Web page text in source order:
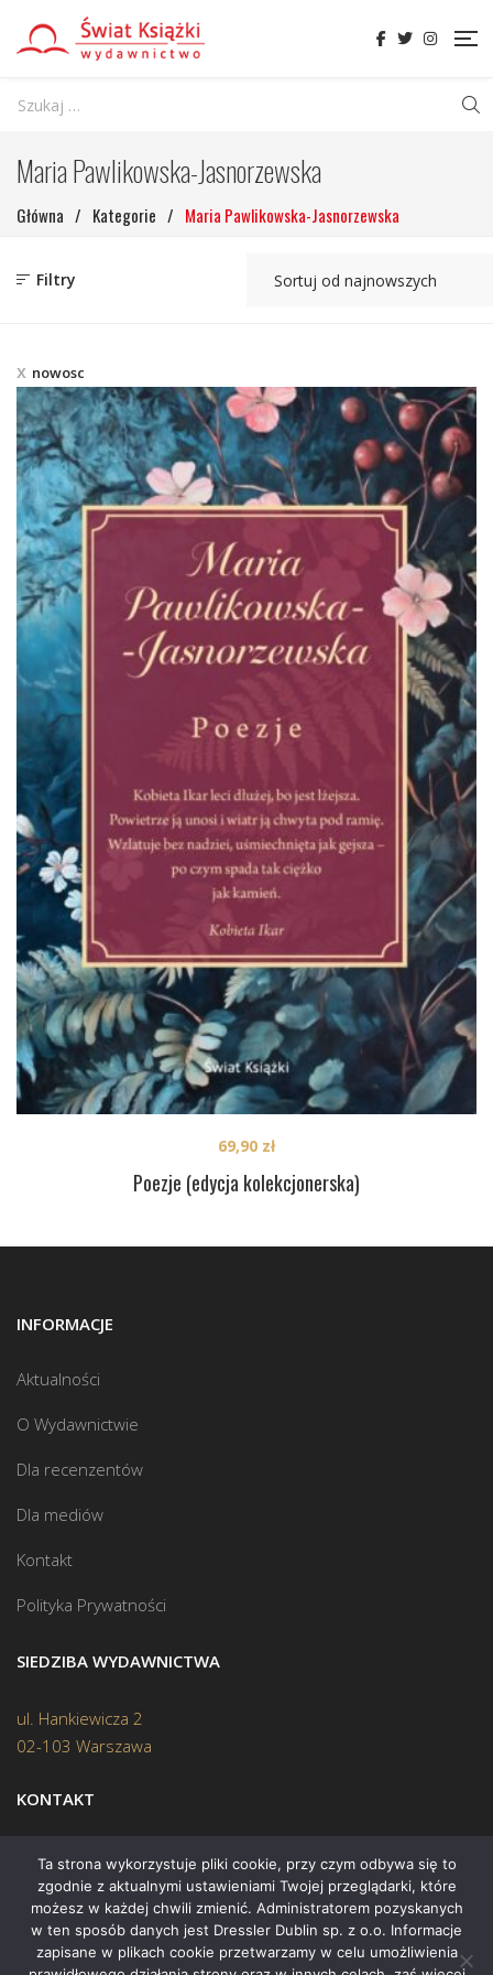
Maria Pawlikowska-Jasnorzewska
Główna / Kategorie / Maria Pawlikowska-Jasnorzewska
Filtry
nowosc
Poezje (edycja kolekcjonerska)
69,90 zł
INFORMACJE
Aktualności
O Wydawnictwie
Dla recenzentów
Dla mediów
Kontakt
Polityka Prywatności
SIEDZIBA WYDAWNICTWA
ul. Hankiewicza 2
02-103 Warszawa
KONTAKT
Biuro: (22) 45 70 402
Mail:biuro@swiatksiazki.pl
Ta strona wykorzystuje pliki cookie, przy czym odbywa się to
zgodnie z aktualnymi ustawieniami Twojej przeglądarki, które
możesz w każdej chwili zmienić. Administratorem pozyskanych
w ten sposób danych jest Dressler Dublin sp. z o.o. Informacje
zapisane w plikach cookie przetwarzamy w celu umożliwienia